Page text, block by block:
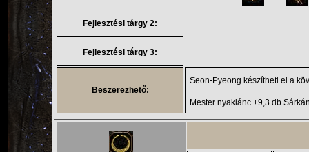
Fejlesztési tárgy 2:
Fejlesztési tárgy 3:
Beszerezhető:
Seon-Pyeong készítheti el a
Mester nyaklánc +9,3 db